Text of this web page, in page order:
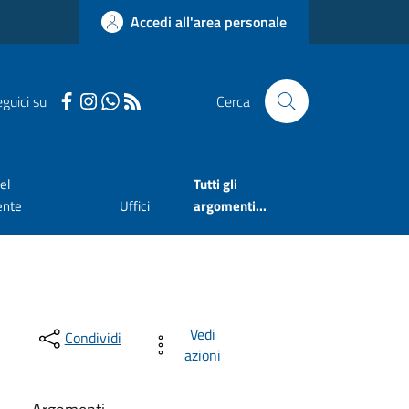
Accedi all'area personale
su Cerca
Uffici
Tutti gli
argomenti...
Condividi
Vedi
azioni